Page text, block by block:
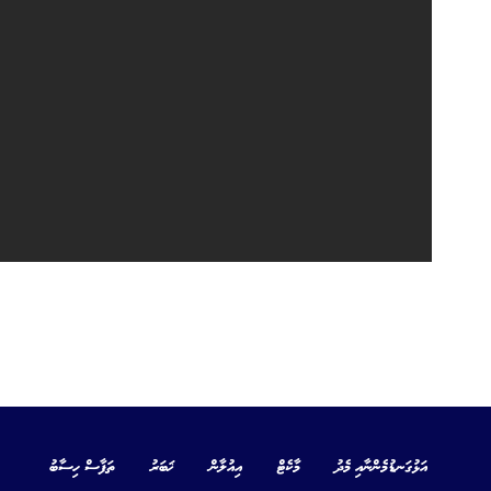
އަޅުގަނޑުމެންނާއި މެދު މާކެޓް އިއުލާން ޚަބަރު ތަފާސް ހިސާބު